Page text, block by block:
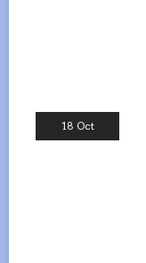
18 Oct